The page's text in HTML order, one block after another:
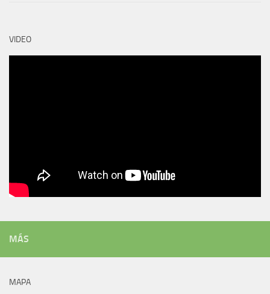
VIDEO
MÁS
MAPA